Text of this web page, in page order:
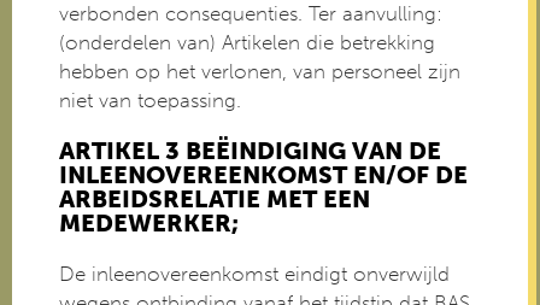
verbonden consequenties. Ter aanvulling:
(onderdelen van) Artikelen die betrekking
hebben op het verlonen, van personeel zijn
niet van toepassing.
ARTIKEL 3 BEËINDIGING VAN DE
INLEENOVEREENKOMST EN/OF DE
ARBEIDSRELATIE MET EEN
MEDEWERKER;
De inleenovereenkomst eindigt onverwijld